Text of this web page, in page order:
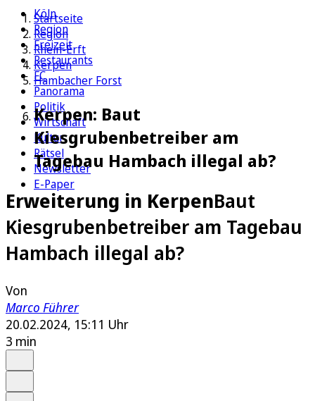
Köln
Region
Freizeit
Restaurants
FC
Panorama
Politik
Wirtschaft
Kultur
Rätsel
Newsletter
E-Paper
Startseite
Region
Rhein-Erft
Kerpen
Hambacher Forst
Kerpen: Baut
Kiesgrubenbetreiber am
Tagebau Hambach illegal ab?
Erweiterung in KerpenBaut
Kiesgrubenbetreiber am Tagebau
Hambach illegal ab?
Von
Marco Führer
20.02.2024, 15:11 Uhr
3 min